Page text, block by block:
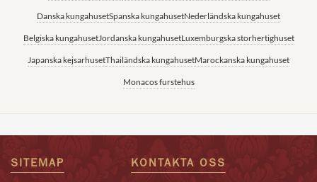
Danska kungahusetSpanska kungahusetNederländska kungahuset
Belgiska kungahusetJordanska kungahusetLuxemburgska storhertighuset
Japanska kejsarhusetThailändska kungahusetMarockanska kungahuset
Monacos furstehus
SITEMAP KONTAKTA OSS